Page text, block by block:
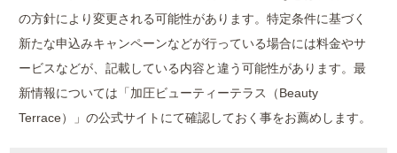
の方針により変更される可能性があります。特定条件に基づく
新たな申込みキャンペーンなどが行っている場合には料金やサ
ービスなどが、記載している内容と違う可能性があります。最
新情報については「加圧ビューティーテラス（Beauty
Terrace）」の公式サイトにて確認しておく事をお薦めします。